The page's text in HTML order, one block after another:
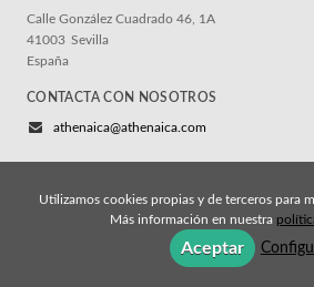
Calle González Cuadrado 46, 1A
41003 Sevilla
España
CONTACTA CON NOSOTROS
athenaica@athenaica.com
© 2026, Athenaica
Política de cookies
Utilizamos cookies propias y de terceros para
Más información en nuestra
Aceptar